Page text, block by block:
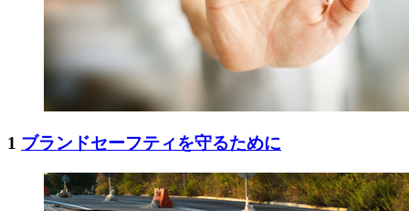
1 ブランドセーフティを守るために